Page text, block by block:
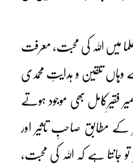
میں اللہ کی محبت، معرفت
وہاں تلقین و ہدایتِ محمدی
بھی موجود ہوتے
کے مطابق صاحبِ تاثیر اور
جانتا ہے کہ اللہ کی محبت،